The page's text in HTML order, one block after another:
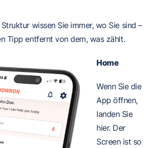
wissen Sie immer, wo Sie sind –
Tipp entfernt von dem, was zählt.
Home
Wenn Sie die
App öffnen,
landen Sie
hier. Der
Screen ist so